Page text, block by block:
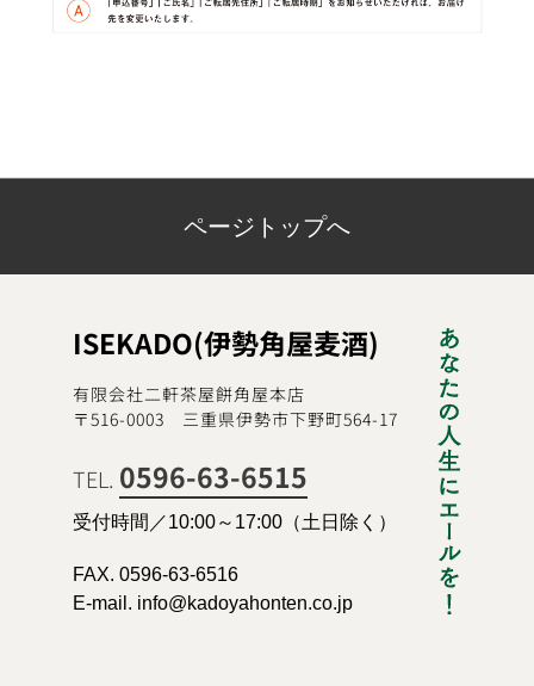
ページトップへ
ISEKADO(伊勢角屋麦酒)
有限会社二軒茶屋餅角屋本店
〒516-0003 三重県伊勢市下野町564-17
TEL. 0596-63-6515
受付時間／10:00～17:00（土日除く）
FAX. 0596-63-6516
E-mail. info@kadoyahonten.co.jp